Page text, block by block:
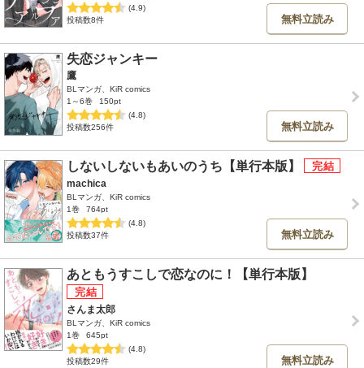
(4.9)
投稿数8件
無料立読み
失恋ジャンキー
鷹
BLマンガ、KiR comics
1～6巻
150pt
(4.8)
投稿数256件
無料立読み
しないしないもあいのうち【単行本版】
machica
BLマンガ、KiR comics
1巻
764pt
(4.8)
投稿数37件
無料立読み
あともうすこしで恋なのに！【単行本版】
さんま太郎
BLマンガ、KiR comics
1巻
645pt
(4.8)
投稿数29件
無料立読み